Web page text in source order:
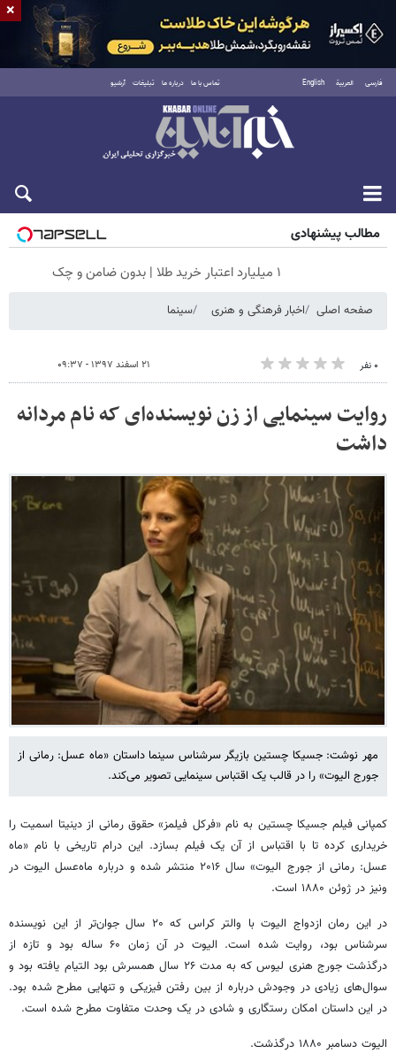
فارسی العربية English تماس با ما درباره ما تبلیغات آرشیو
جمعه ۱۶ مرداد ۱۴۰۵
مطالب پیشنهادی
۱ میلیارد اعتبار خرید طلا | بدون ضامن و چک
صفحه اصلی اخبار فرهنگی و هنری سینما
۰ نفر ۲۱ اسفند ۱۳۹۷ - ۰۹:۳۷
روایت سینمایی از زن نویسنده‌ای که نام مردانه
داشت
مهر نوشت: جسیکا چستین بازیگر سرشناس سینما داستان «ماه عسل: رمانی از
جورج الیوت» را در قالب یک اقتباس سینمایی تصویر می‌کند.
کمپانی فیلم جسیکا چستین به نام «فرکل فیلمز» حقوق رمانی از دینیتا اسمیت را
خریداری کرده تا با اقتباس از آن یک فیلم بسازد. این درام تاریخی با نام «ماه
عسل: رمانی از جورج الیوت» سال ۲۰۱۶ منتشر شده و درباره ماه‌عسل الیوت در
ونیز در ژوئن ۱۸۸۰ است.
در این رمان ازدواج الیوت با والتر کراس که ۲۰ سال جوان‌تر از این نویسنده
سرشناس بود، روایت شده است. الیوت در آن زمان ۶۰ ساله بود و تازه از
درگذشت جورج هنری لیوس که به مدت ۲۶ سال همسرش بود التیام یافته بود و
سوال‌های زیادی در وجودش درباره از بین رفتن فیزیکی و تنهایی مطرح شده بود.
در این داستان امکان رستگاری و شادی در یک وحدت متفاوت مطرح شده است.
الیوت دسامبر ۱۸۸۰ درگذشت.
×